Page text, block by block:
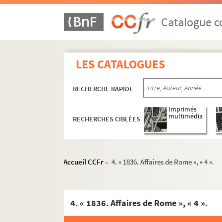
Catalogue
LES CATALOGUES
RECHERCHE RAPIDE
RECHERCHES CIBLÉES
Imprimés
multimédia
Accueil CCFr > 4. « 1836. Affaires de Rome », « 4 ».
4. « 1836. Affaires de Rome », « 4 ».
Ms. 2888 à 2992. Catalogue des manuscrits
Ms. 2894. José Cabanis. « Un faux Rimbaud ».
Ms. 2895. José Cabanis. « Une vie ».